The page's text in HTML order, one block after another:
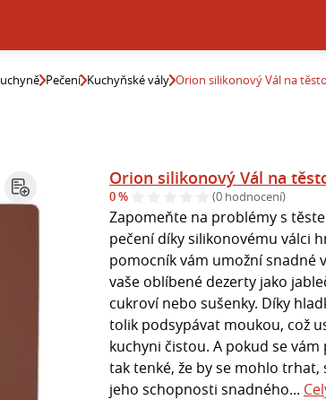
Pečení Kuchyňské vály Orion silikonový Vál na
Orion silikonový Vál na
0 % (0 hodnocení)
Zapomeňte na problémy s
pečení díky silikonovému válci
pomocník vám umožní snadné
vaše oblíbené dezerty jako
cukroví nebo sušenky. Díky
tolik podsypávat moukou, což
kuchyni čistou. A pokud se
tak tenké, že by se mohlo
jeho schopnosti snadného...